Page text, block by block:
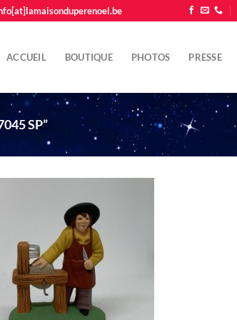
ACCUEIL BOUTIQUE PHOTOS PRESSE
SP”